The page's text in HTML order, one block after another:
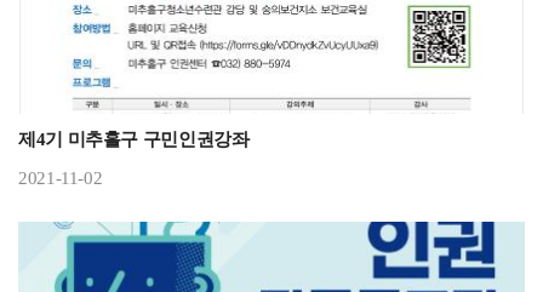
제4기 미추홀구 구민인권강좌
2021-11-02